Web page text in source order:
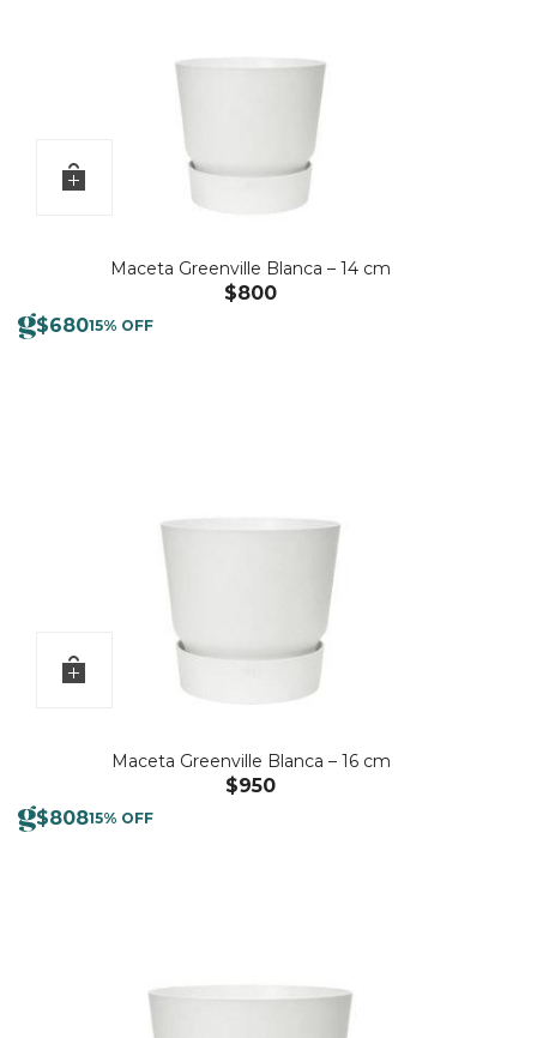
Maceta Greenville Blanca – 14 cm
$800
$68015% OFF
Maceta Greenville Blanca – 16 cm
$950
$80815% OFF